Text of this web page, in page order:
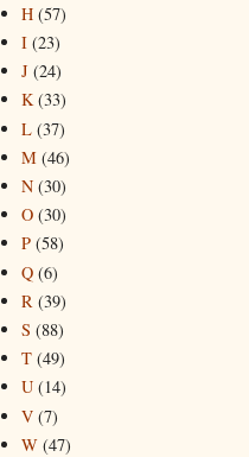
H (57)
I (23)
J (24)
K (33)
L (37)
M (46)
N (30)
O (30)
P (58)
Q (6)
R (39)
S (88)
T (49)
U (14)
V (7)
W (47)